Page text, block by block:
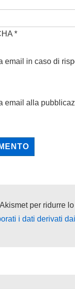
*
email in caso di
email alla
per ridurre
i dati derivati